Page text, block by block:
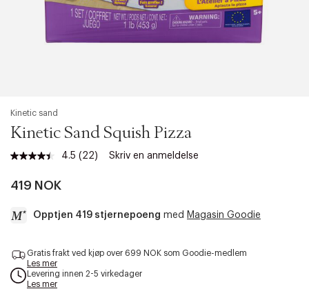
Kinetic sand
Kinetic Sand Squish Pizza
4.5 Les
(22) Skriv en anmeldelse
419 NOK
Opptjen 419 stjernepoeng med Magasin Goodie
c
c
e
Gratis frakt ved kjøp over 699 NOK som Goodie-medlem
Les mer
Levering innen 2-5 virkedager
Les mer